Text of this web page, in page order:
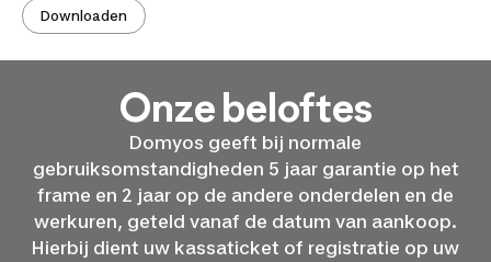
Downloaden
Onze beloftes
Domyos geeft bij normale
gebruiksomstandigheden 5 jaar garantie op het
frame en 2 jaar op de andere onderdelen en de
werkuren, geteld vanaf de datum van aankoop.
Hierbij dient uw kassaticket of registratie op uw